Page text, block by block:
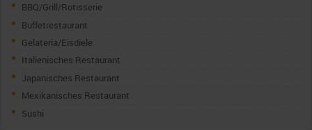
BBQ/Grill/Rotisserie
Buffetrestaurant
Gelateria/Eisdiele
Italienisches Restaurant
Japanisches Restaurant
Mexikanisches Restaurant
Sushi